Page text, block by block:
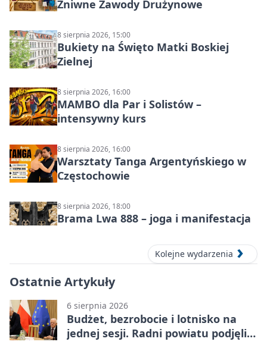
Żniwne Zawody Drużynowe
8 sierpnia 2026, 15:00
Bukiety na Święto Matki Boskiej
Zielnej
8 sierpnia 2026, 16:00
MAMBO dla Par i Solistów –
intensywny kurs
8 sierpnia 2026, 16:00
Warsztaty Tanga Argentyńskiego w
Częstochowie
8 sierpnia 2026, 18:00
Brama Lwa 888 – joga i manifestacja
Kolejne wydarzenia
Ostatnie Artykuły
6 sierpnia 2026
Budżet, bezrobocie i lotnisko na
jednej sesji. Radni powiatu podjęli